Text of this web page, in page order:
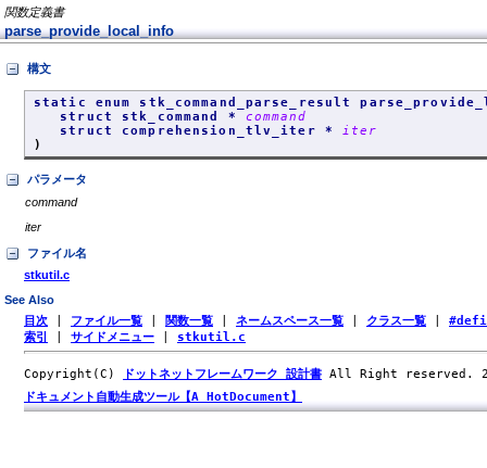
関数定義書
parse_provide_local_info
構文
static enum stk_command_parse_result
struct stk_command * command
struct comprehension_tlv_iter *iter
)
パラメータ
command
iter
ファイル名
stkutil.c
See Also
目次 ファイル一覧 関数一覧 ネームスペース一覧 クラス一覧
索引
サイドメニュー stkutil.c
Copyright(C) ドットネットフレームワーク 設計書 All Right reserved.
ドキュメント自動生成ツール【A HotDocument】